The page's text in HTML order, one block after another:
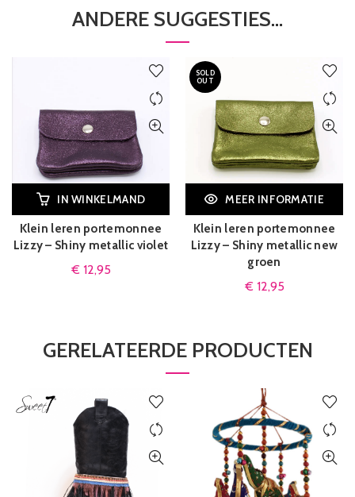
ANDERE SUGGESTIES…
IN WINKELMAND
Klein leren portemonnee
Lizzy – Shiny metallic violet
€ 12,95
SOLD
OUT
MEER INFORMATIE
Klein leren portemonnee
Lizzy – Shiny metallic new
groen
€ 12,95
GERELATEERDE PRODUCTEN